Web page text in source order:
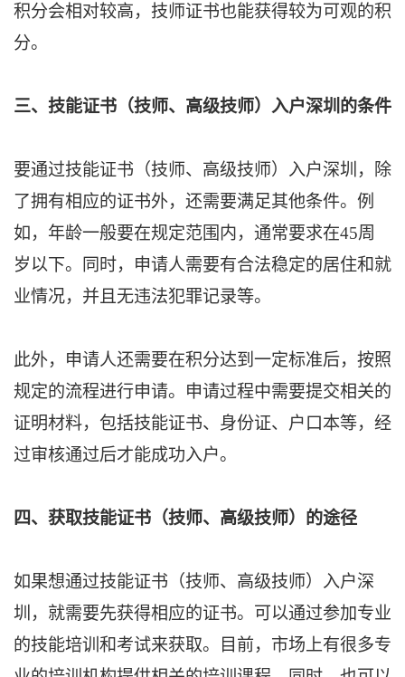
积分会相对较高，技师证书也能获得较为可观的积
分。
三、技能证书（技师、高级技师）入户深圳的条件
要通过技能证书（技师、高级技师）入户深圳，除
了拥有相应的证书外，还需要满足其他条件。例
如，年龄一般要在规定范围内，通常要求在45周
岁以下。同时，申请人需要有合法稳定的居住和就
业情况，并且无违法犯罪记录等。
此外，申请人还需要在积分达到一定标准后，按照
规定的流程进行申请。申请过程中需要提交相关的
证明材料，包括技能证书、身份证、户口本等，经
过审核通过后才能成功入户。
四、获取技能证书（技师、高级技师）的途径
如果想通过技能证书（技师、高级技师）入户深
圳，就需要先获得相应的证书。可以通过参加专业
的技能培训和考试来获取。目前，市场上有很多专